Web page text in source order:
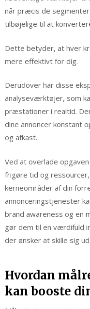
når præcis de
tilbøjelige til at
Dette betyder, at hver
mere effektivt for dig.
Derudover har disse
analyseværktøjer, som
præstationer i realtid.
dine annoncer konstant
og afkast.
Ved at overlade
frigøre tid og
kerneområder af din
annonceringstjenester
brand awareness og en
gør dem til en værdifuld
der ønsker at skille sig
Hvordan
kan booste